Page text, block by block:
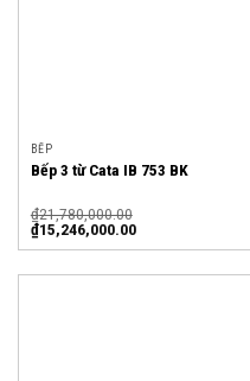
BẾP
Bếp 3 từ Cata IB 753 BK
₫21,780,000.00
₫15,246,000.00